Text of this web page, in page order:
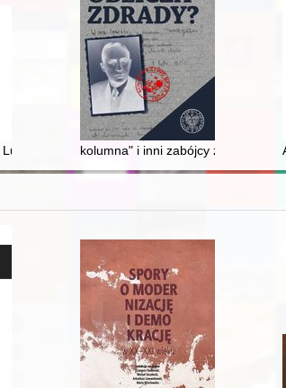
w latach 1788-1792
kolumna" i inni zabójcy z